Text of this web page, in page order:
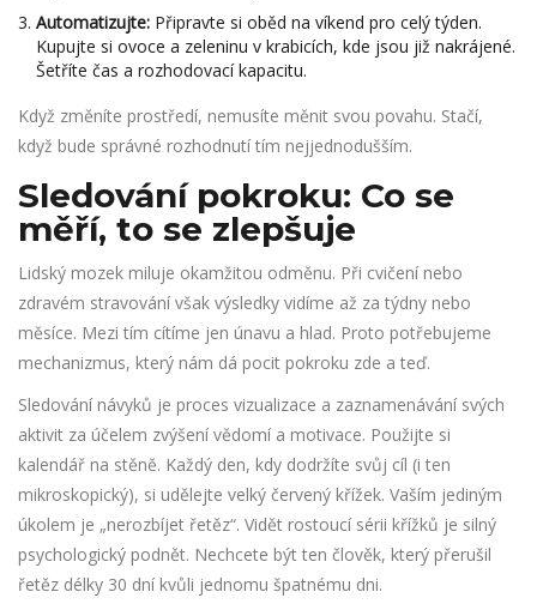
Automatizujte: Připravte si oběd na víkend pro celý týden.
Kupujte si ovoce a zeleninu v krabicích, kde jsou již nakrájené.
Šetříte čas a rozhodovací kapacitu.
Když změníte prostředí, nemusíte měnit svou povahu. Stačí,
když bude správné rozhodnutí tím nejjednodušším.
Sledování pokroku: Co se
měří, to se zlepšuje
Lidský mozek miluje okamžitou odměnu. Při cvičení nebo
zdravém stravování však výsledky vidíme až za týdny nebo
měsíce. Mezi tím cítíme jen únavu a hlad. Proto potřebujeme
mechanizmus, který nám dá pocit pokroku zde a teď.
Sledování návyků je proces vizualizace a zaznamenávání svých
aktivit za účelem zvýšení vědomí a motivace. Použijte si
kalendář na stěně. Každý den, kdy dodržíte svůj cíl (i ten
mikroskopický), si udělejte velký červený křížek. Vaším jediným
úkolem je „nerozbíjet řetěz“. Vidět rostoucí sérii křížků je silný
psychologický podnět. Nechcete být ten člověk, který přerušil
řetěz délky 30 dní kvůli jednomu špatnému dni.